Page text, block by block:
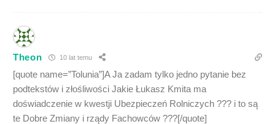
Theon 10 lat temu
[quote name=”Tolunia”]A Ja zadam tylko jedno pytanie bez
podtekstów i złośliwości Jakie Łukasz Kmita ma
doświadczenie w kwestji Ubezpieczeń Rolniczych ??? i to są
te Dobre Zmiany i rządy Fachowców ???[/quote]